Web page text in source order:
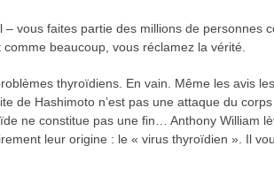
vous faites partie des millions de personnes
beaucoup, vous réclamez la vérité.
thyroïdiens. En vain. Même les avis
de Hashimoto n’est pas une attaque du
ne constitue pas une fin… Anthony William
leur origine : le « virus thyroïdien ». Il